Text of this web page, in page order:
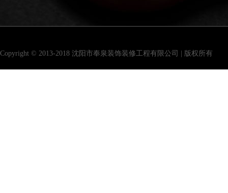
Copyright © 2013-2018 沈阳市奉泉装饰装修工程有限公司 | 版权所有